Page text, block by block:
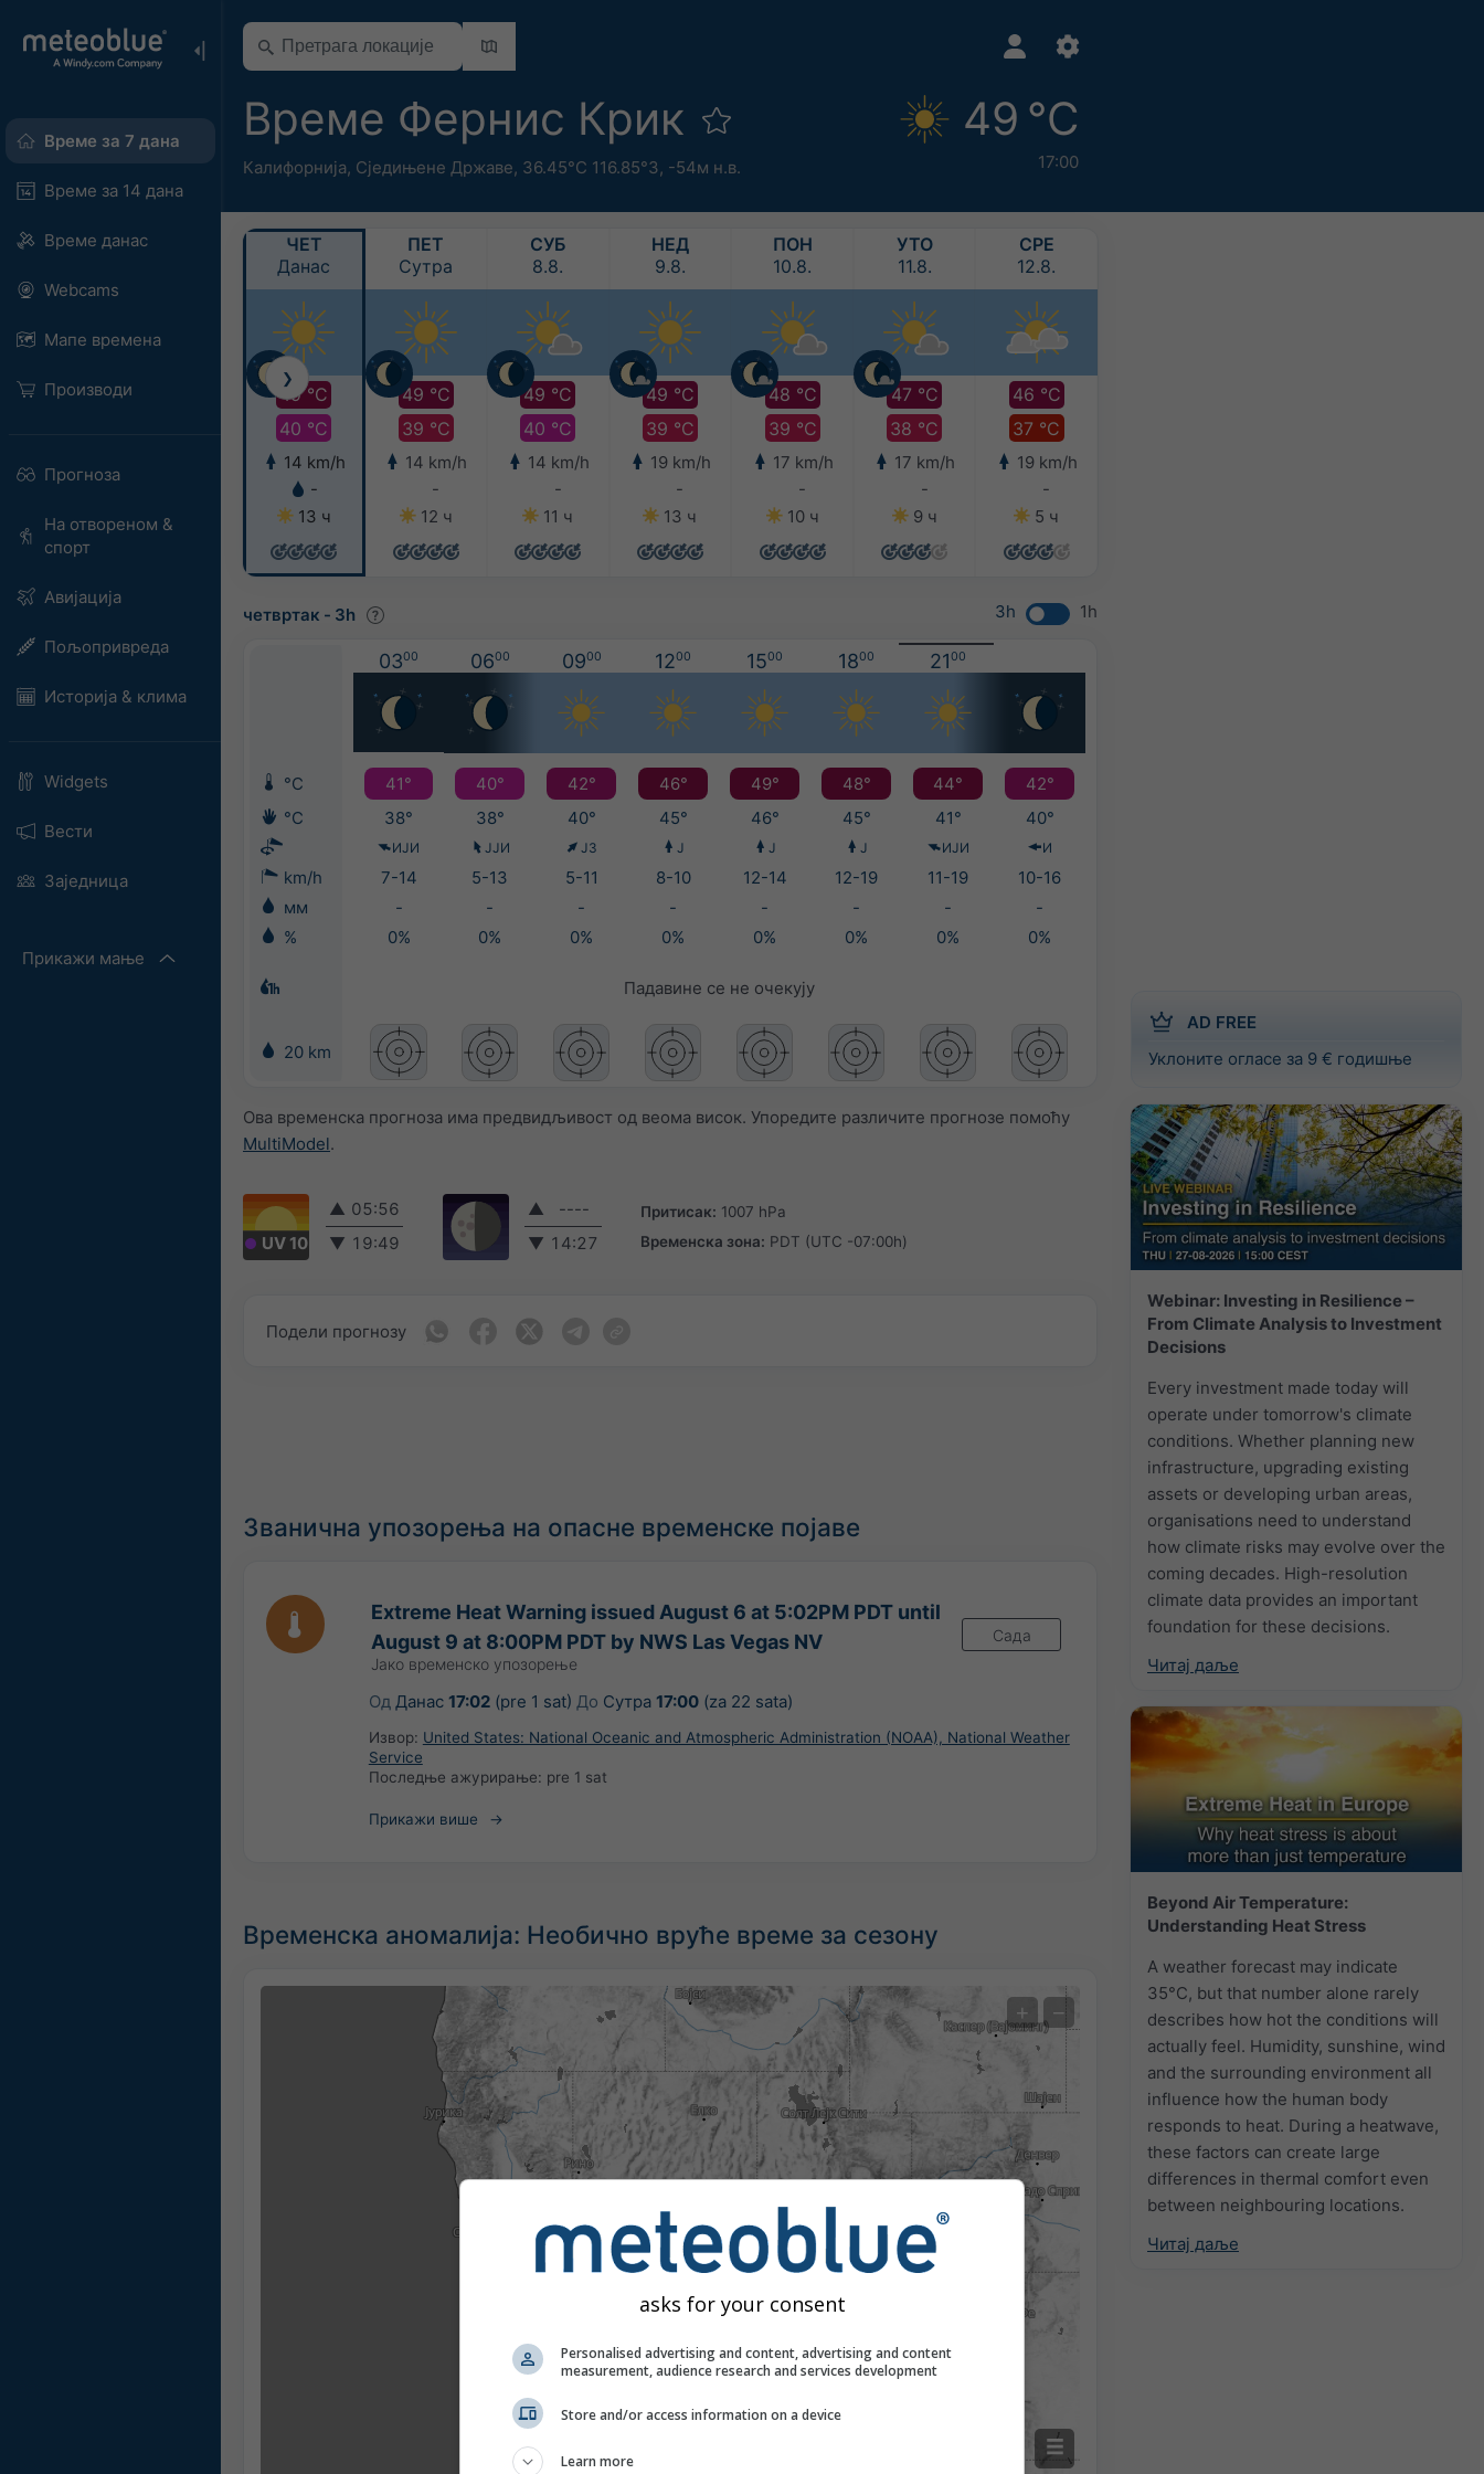
Време за 7 дана
Време за 14 дана
Време данас
Webcams
Мапе времена
Производи
Прогноза
На отвореном &
спорт
Авијација
Пољопривреда
Историја & клима
Widgets
Вести
Заједница
Прикажи мање
Време Фернис Крик
Калифорнија, Сједињене Државе, 36.45°С 116.85°З, -54м н.в.
49 °C
17:00
AD FREE
Уклоните огласе за 9 € годишње
Webinar: Investing in Resilience –
From Climate Analysis to Investment
Decisions
Every investment made today will
operate under tomorrow's climate
conditions. Whether planning new
infrastructure, upgrading existing
assets or developing urban areas,
organisations need to understand
how climate risks may evolve over the
coming decades. High-resolution
climate data provides an important
foundation for these decisions.
Читај даље
Beyond Air Temperature:
Understanding Heat Stress
A weather forecast may indicate
35°C, but that number alone rarely
describes how hot the conditions will
actually feel. Humidity, sunshine, wind
and the surrounding environment all
influence how the human body
responds to heat. During a heatwave,
these factors can create large
differences in thermal comfort even
between neighbouring locations.
Читај даље
ЧЕТ
Данас
49 °C
40 °C
14 km/h
-
13 ч
ПЕТ
Сутра
49 °C
39 °C
14 km/h
-
12 ч
СУБ
8.8.
49 °C
40 °C
14 km/h
-
11 ч
НЕД
9.8.
49 °C
39 °C
19 km/h
-
13 ч
ПОН
10.8.
48 °C
39 °C
17 km/h
-
10 ч
УТО
11.8.
47 °C
38 °C
17 km/h
-
9 ч
СРЕ
12.8.
46 °C
37 °C
19 km/h
-
5 ч
❯
четвртак - 3h 3h 1h
0300 0600 0900 1200 1500 1800 2100
°C 41° 40° 42° 46° 49° 48° 44°
42°
°C
38° 38° 40° 45° 46° 45° 41° 40°
ИЈИ ЈЈИ ЈЗ Ј Ј Ј ИЈИ И
km/h 7-14 5-13 5-11 8-10 12-14 12-19 11-19
10-16
мм
- - - - - - -
-
%
0% 0% 0% 0% 0% 0% 0% 0%
Падавине се не очекују
20 km
Ова временска прогноза има предвидљивост од веома висок. Упоредите различите прогнозе помоћу
MultiModel.
UV 10
▲ 05:56
▼ 19:49
▲
----
▼ 14:27
Притисак: 1007 hPa
Временска зона: PDT (UTC -07:00h)
Подели прогнозу
Званична упозорења на опасне временске појаве
Extreme Heat Warning issued August 6 at 5:02PM PDT until
August 9 at 8:00PM PDT by NWS Las Vegas NV
Јако временско упозорење
Сада
Од Данас 17:02(pre 1 sat) До Сутра 17:00(za 22 sata)
Извор: United States: National Oceanic and Atmospheric Administration (NOAA), National Weather
Service
Последње ажурирање: pre 1 sat
Прикажи више
Временска аномалија: Необично вруће време за сезону
Screenshot ©
Екстремна прогноза
+ −
asks for your consent
Personalised advertising and content, advertising and content
measurement, audience research and services development
Store and/or access information on a device
Learn more